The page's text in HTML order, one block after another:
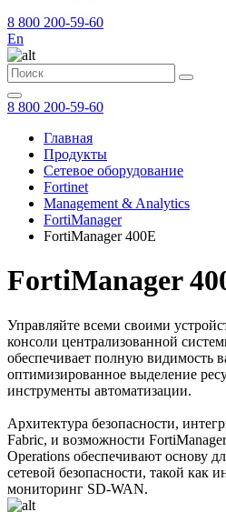
8 800 200-59-60
En
8 800 200-59-60
Главная
Продукты
Сетевое оборудование
Fortinet
Management & Analytics
FortiManager
FortiManager 400E
FortiManager
Управляйте всеми своими
консоли централизованной
обеспечивает полную видимость
оптимизированное выделение
инструменты автоматизации.
Архитектура безопасности,
Fabric, и возможности
Operations обеспечивают основу
сетевой безопасности, такой как
мониторинг SD-WAN.